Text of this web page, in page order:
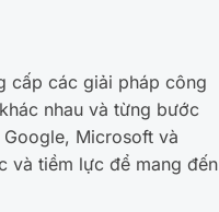
cấp các giải pháp công
nhau và từng bước
Microsoft và
và tiềm lực để mang đến